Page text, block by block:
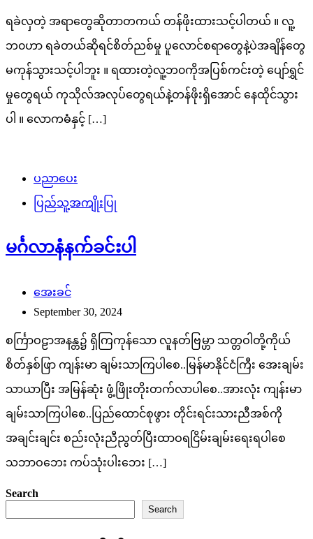
ရခဲလှတဲ့ အရာတွေဆိုတာတကယ် တန်ဖိုးထားသင့်ပါတယ် ။ လူ့
ဘ၀ဟာ ရခဲတယ်ဆိုရင်စိတ်ညစ်မှု ပူလောင်စရာတွေနဲ့ပဲအချိန်တွေ
မကုန်သွားသင့်ပါဘူး ။ ရထားတဲ့လူ့ဘ၀ကိုအပြစ်ကင်းတဲ့ ပျော်ရွှင်
မှုတွေရယ် ကုသိုလ်အလုပ်တွေရယ်နဲ့တန်ဖိုးရှိအောင် နေထိုင်သွား
ပါ ။ လောကဓံနှင့် […]
ပညာပေး
ပြည်သူ့အကျိုးပြု
မင်္ဂလာနံနက်ခင်းပါ
အေးခင်
September 30, 2024
စင်္ကြာဝဠာအနန္တ၌ ရှိကြကုန်သော လူနတ်ဗြမ္ဟာ သတ္တဝါတို့ကိုယ်
စိတ်နှစ်ဖြာ ကျန်းမာ ချမ်းသာကြပါစေ..မြန်မာနိုင်ငံကြီး အေးချမ်း
သာယာပြီး အမြန်ဆုံး ဖွံ့ဖြိုးတိုးတက်လာပါစေ..အားလုံး ကျန်းမာ
ချမ်းသာကြပါစေ..ပြည်ထောင်စုဖွား တိုင်းရင်းသားညီအစ်ကို
အချင်းချင်း စည်းလုံးညီညွတ်ပြီးထာဝရငြိမ်းချမ်းရေးရပါစေ
သဘာဝဘေး ကပ်သုံးပါးဘေး […]
Search
Search